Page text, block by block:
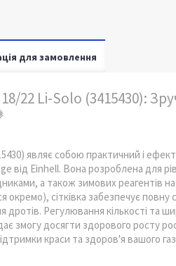
для замовлення
22 Li-Solo (3415430):
являє собою практичний і
від Einhell. Вона розроблена для
а також зимових реагентів
окремо), сітківка забезпечує
дротів. Регулювання кількості та
змогу досягти здорового росту
краси та здоров'я вашого